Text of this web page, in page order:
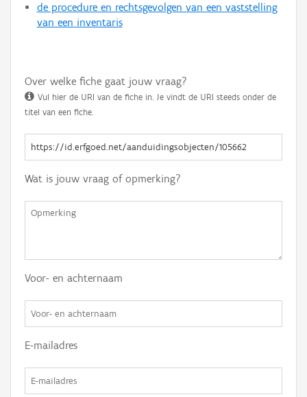
de procedure en rechtsgevolgen van een vaststelling
van een inventaris
Over welke fiche gaat jouw vraag?
Vul hier de URI van de fiche in. Je vindt de URI steeds onder de
titel van een fiche.
Wat is jouw vraag of opmerking?
Voor- en achternaam
E-mailadres